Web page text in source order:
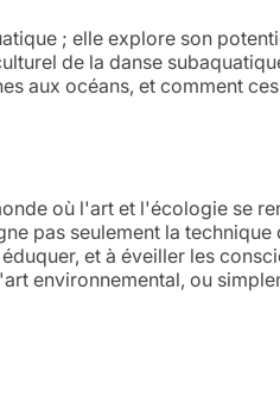
; elle explore son
de la danse
aux océans, et comment
où l'art et l'écologie se
pas seulement la
et à éveiller les
environnemental, ou